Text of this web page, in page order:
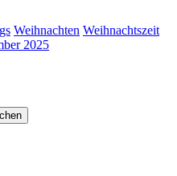
Weihnachten Weihnachtszeit
2025